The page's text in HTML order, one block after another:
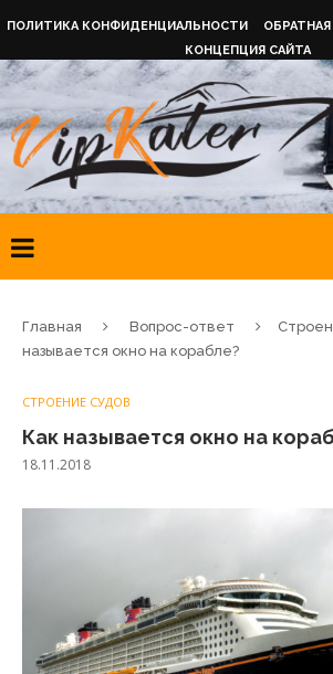
ПОЛИТИКА КОНФИДЕНЦИАЛЬНОСТИ ОБРАТНАЯ
КОНЦЕПЦИЯ САЙТА
Главная Вопрос-ответ
называется окно на корабле?
СТРОЕНИЕ СУДОВ
Как называется окно на
18.11.2018